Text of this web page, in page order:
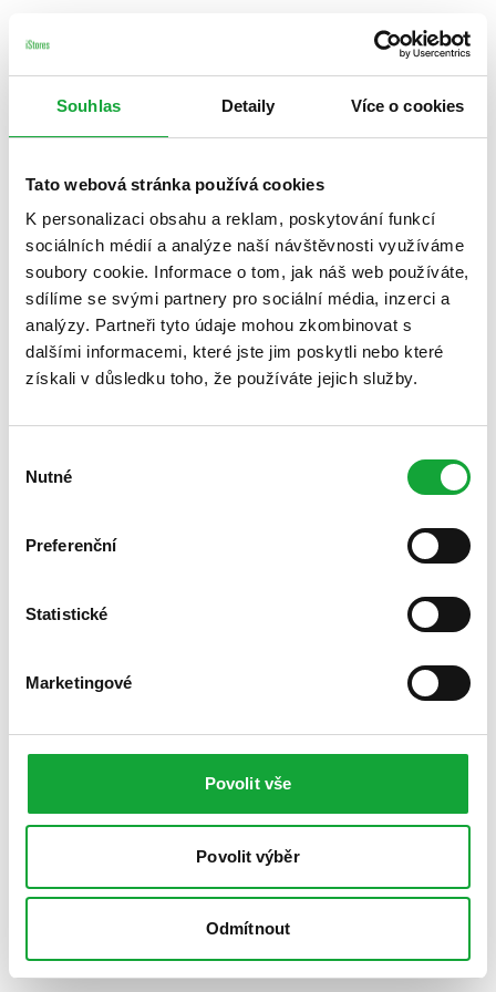
Souhlas Detaily Více o cookies
Tato webová stránka používá cookies
K personalizaci obsahu a reklam, poskytování funkcí
sociálních médií a analýze naší návštěvnosti využíváme
soubory cookie. Informace o tom, jak náš web používáte,
sdílíme se svými partnery pro sociální média, inzerci a
analýzy. Partneři tyto údaje mohou zkombinovat s
dalšími informacemi, které jste jim poskytli nebo které
získali v důsledku toho, že používáte jejich služby.
souhlasu
Nutné
Preferenční
Statistické
Marketingové
Povolit vše
Povolit výběr
Odmítnout